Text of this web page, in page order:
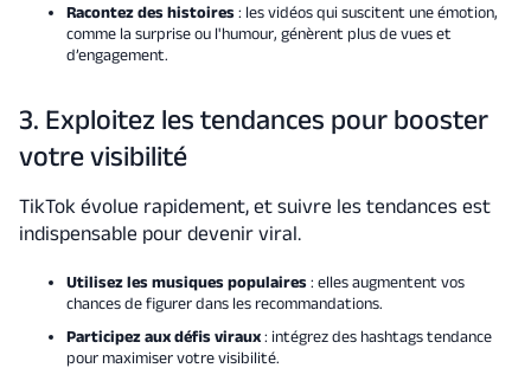
Racontez des histoires : les vidéos qui suscitent une émotion,
comme la surprise ou l'humour, génèrent plus de vues et
d’engagement.
3. Exploitez les tendances pour booster
votre visibilité
TikTok évolue rapidement, et suivre les tendances est
indispensable pour devenir viral.
Utilisez les musiques populaires : elles augmentent vos
chances de figurer dans les recommandations.
Participez aux défis viraux: intégrez des hashtags tendance
pour maximiser votre visibilité.